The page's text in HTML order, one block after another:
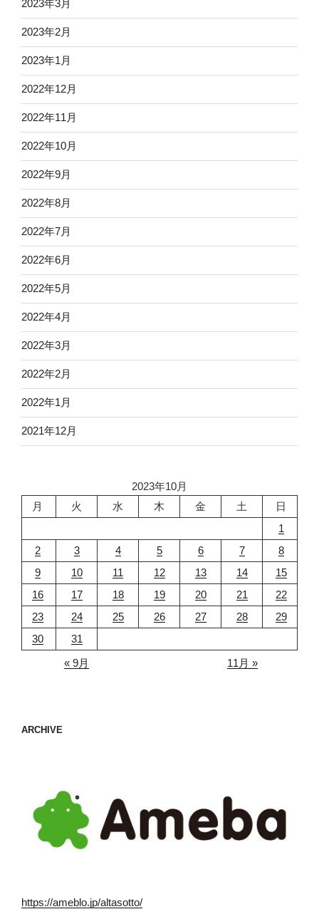
2023年3月
2023年2月
2023年1月
2022年12月
2022年11月
2022年10月
2022年9月
2022年8月
2022年7月
2022年6月
2022年5月
2022年4月
2022年3月
2022年2月
2022年1月
2021年12月
2023年10月
月
火 水 木 金 土
日
1
2
3 4 5 6 7
8
9
10 11 12 13 14
15
16
17 18 19 20 21
22
23
24 25 26 27 28
29
30
31
« 9月
11月 »
ARCHIVE
https://ameblo.jp/altasotto/